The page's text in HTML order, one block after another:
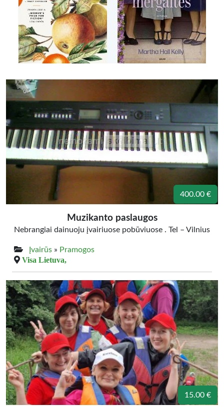
400.00 €
Muzikanto paslaugos
Nebrangiai dainuoju įvairiuose pobūviuose . Tel – Vilnius
Įvairūs » Pramogos
Visa Lietuva,
15.00 €